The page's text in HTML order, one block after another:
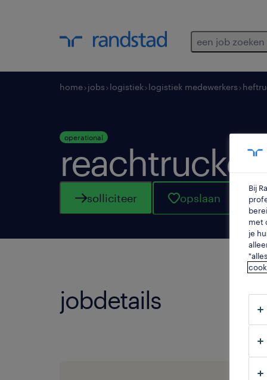
een job zoeken
home jobs logistiek logistiek medewerkers
operational
solliciteer opslaan
jobdetails
Bij
met
je